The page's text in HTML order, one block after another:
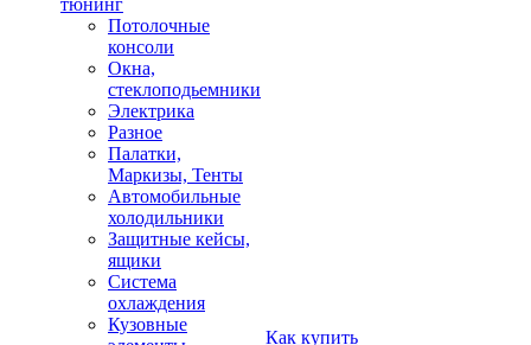
тюнинг
Потолочные
консоли
Окна,
стеклоподьемники
Электрика
Разное
Палатки,
Маркизы, Тенты
Автомобильные
холодильники
Защитные кейсы,
ящики
Система
охлаждения
Кузовные
Как купить